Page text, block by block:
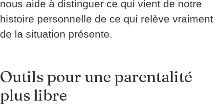
nous aide à distinguer ce qui vient de notre
histoire personnelle de ce qui relève vraiment
de la situation présente.
Outils pour une parentalité
plus libre